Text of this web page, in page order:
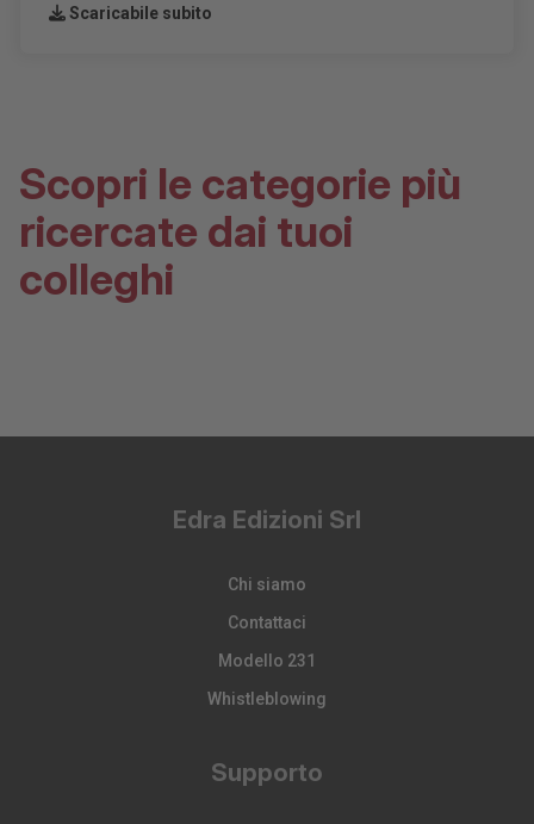
Scaricabile subito
Scopri le categorie più
ricercate dai tuoi
colleghi
Edra Edizioni Srl
Chi siamo
Contattaci
Modello 231
Whistleblowing
Supporto